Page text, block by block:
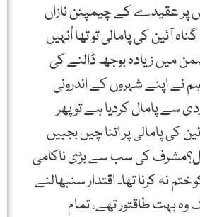
پر عقیدے کے چیمپئن نازاں
آئین کی پامالی تو تھا اُنہیں
میں زیادہ بوجھ ڈالنے کی
نے اپنے شہروں کے اندرونی
سے پامال کردیا ہے تو پھر
کی پامالی پر اتنا چیں بجبیں
کی سب سے بڑی ناکامی
ختم نہ کرنا تھا۔ اقتدار سنبھالنے
بہت طاقتور تھے، تمام